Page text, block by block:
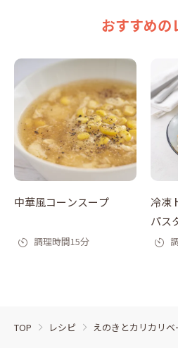
おすすめの
中華風コーンスープ
調理時間15分
冷凍
パス
TOP レシピ えのきとカリカリ